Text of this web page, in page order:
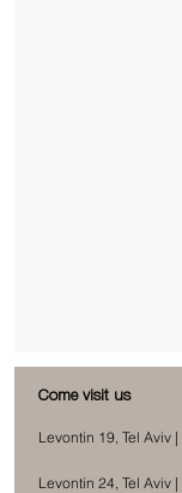
Come visit us
Levontin 19, Tel Aviv |
Levontin 24, Tel Aviv |